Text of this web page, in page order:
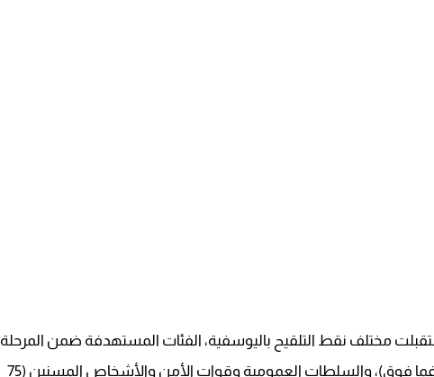
مختلف نقط التلقيح باليوسفية، الفئات المستهدفة ضمن المرحلة
الأولى من الحملة كمهنيي الصحة (40 سنة فما فوق)، والسلطات العمومية وقوات الأمن والأشخاص المسنين (75